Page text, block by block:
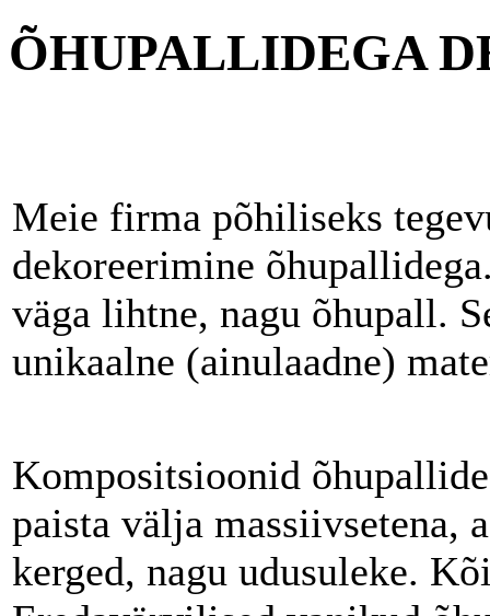
ÕHUPALLIDEGA
Meie firma põhiliseks
dekoreerimine
väga lihtne, nagu õhupall.
unikaalne (ainulaadne)
Kompositsioonid
paista välja massiivsetena,
kerged, nagu udusuleke.